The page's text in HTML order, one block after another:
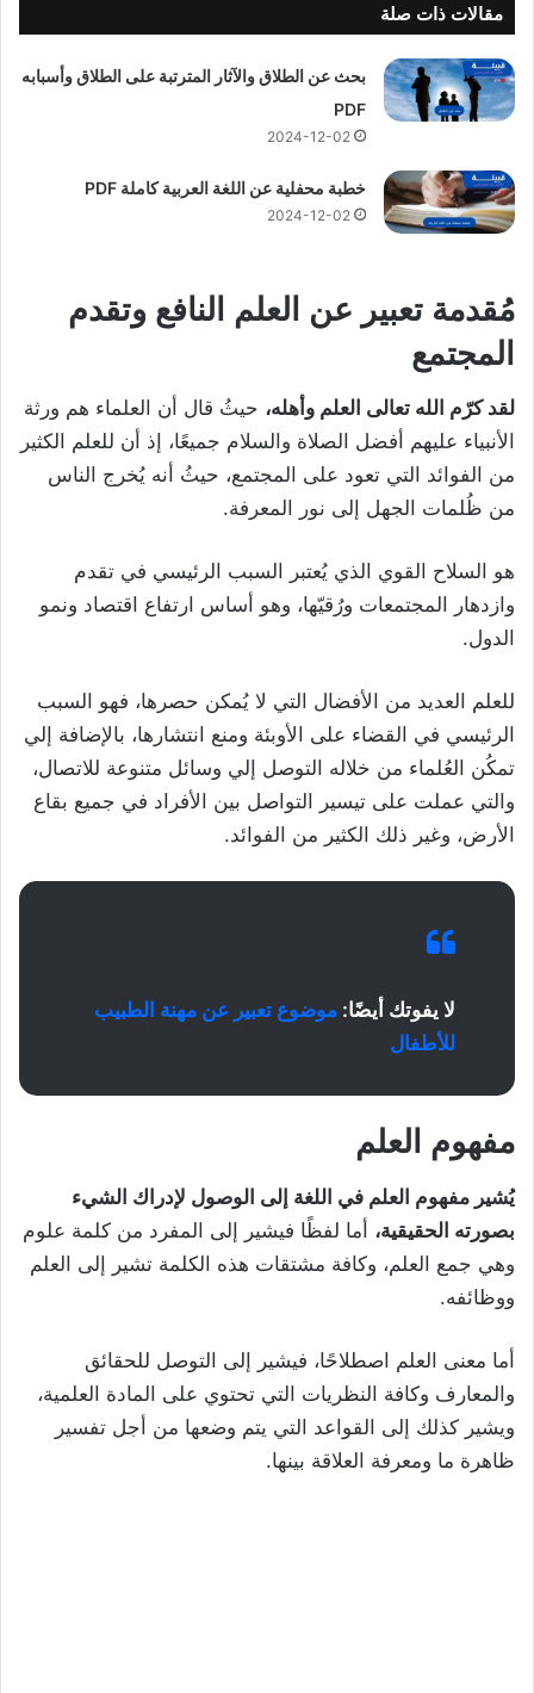
مقالات ذات صلة
بحث عن الطلاق والآثار المترتبة على الطلاق وأسبابه
PDF
2024-12-02
خطبة محفلية عن اللغة العربية كاملة PDF
2024-12-02
مُقدمة تعبير عن العلم النافع وتقدم
المجتمع
لقد كرّم الله تعالى العلم وأهله، حيثُ قال أن العلماء هم ورثة
الأنبياء عليهم أفضل الصلاة والسلام جميعًا، إذ أن للعلم الكثير
من الفوائد التي تعود على المجتمع، حيثُ أنه يُخرج الناس
من ظُلمات الجهل إلى نور المعرفة.
هو السلاح القوي الذي يُعتبر السبب الرئيسي في تقدم
وازدهار المجتمعات ورُقيّها، وهو أساس ارتفاع اقتصاد ونمو
الدول.
للعلم العديد من الأفضال التي لا يُمكن حصرها، فهو السبب
الرئيسي في القضاء على الأوبئة ومنع انتشارها، بالإضافة إلي
تمكُن العُلماء من خلاله التوصل إلي وسائل متنوعة للاتصال،
والتي عملت على تيسير التواصل بين الأفراد في جميع بقاع
الأرض، وغير ذلك الكثير من الفوائد.
لا يفوتك أيضًا: موضوع تعبير عن مهنة الطبيب
للأطفال
مفهوم العلم
يُشير مفهوم العلم في اللغة إلى الوصول لإدراك الشيء
بصورته الحقيقية، أما لفظًا فيشير إلى المفرد من كلمة علوم
وهي جمع العلم، وكافة مشتقات هذه الكلمة تشير إلى العلم
ووظائفه.
أما معنى العلم اصطلاحًا، فيشير إلى التوصل للحقائق
والمعارف وكافة النظريات التي تحتوي على المادة العلمية،
ويشير كذلك إلى القواعد التي يتم وضعها من أجل تفسير
ظاهرة ما ومعرفة العلاقة بينها.